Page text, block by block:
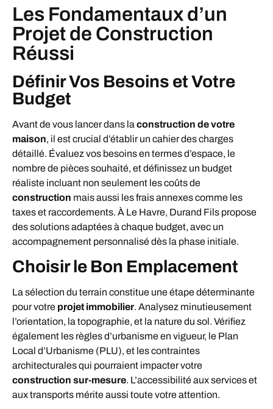
Les Fondamentaux d’un
Projet de Construction
Réussi
Définir Vos Besoins et Votre
Budget
Avant de vous lancer dans la construction de votre
maison, il est crucial d’établir un cahier des charges
détaillé. Évaluez vos besoins en termes d’espace, le
nombre de pièces souhaité, et définissez un budget
réaliste incluant non seulement les coûts de
construction mais aussi les frais annexes comme les
taxes et raccordements. À Le Havre, Durand Fils propose
des solutions adaptées à chaque budget, avec un
accompagnement personnalisé dès la phase initiale.
Choisir le Bon Emplacement
La sélection du terrain constitue une étape déterminante
pour votre projet immobilier. Analysez minutieusement
l’orientation, la topographie, et la nature du sol. Vérifiez
également les règles d’urbanisme en vigueur, le Plan
Local d’Urbanisme (PLU), et les contraintes
architecturales qui pourraient impacter votre
construction sur-mesure. L’accessibilité aux services et
aux transports mérite aussi toute votre attention.